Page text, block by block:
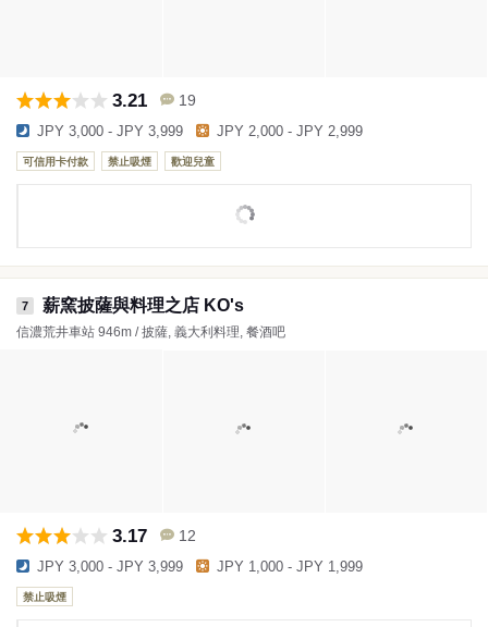
3.21 19
JPY 3,000 - JPY 3,999 JPY 2,000 - JPY 2,999
可信用卡付款 禁止吸煙 歡迎兒童
7 薪窯披薩與料理之店 KO's
信濃荒井車站 946m / 披薩, 義大利料理, 餐酒吧
3.17 12
JPY 3,000 - JPY 3,999 JPY 1,000 - JPY 1,999
禁止吸煙